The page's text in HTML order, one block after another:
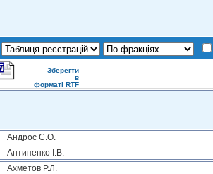
Зберегти
в
форматі RTF
Андрос С.О.
Антипенко І.В.
Ахметов Р.Л.